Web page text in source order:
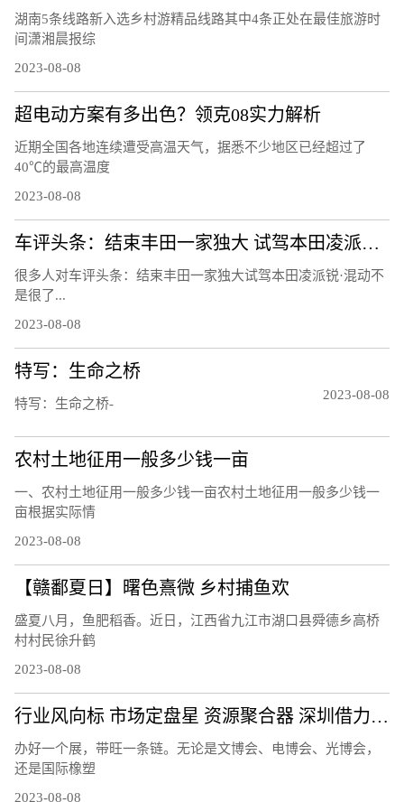
湖南5条线路新入选乡村游精品线路其中4条正处在最佳旅游时
间潇湘晨报综
2023-08-08
超电动方案有多出色？领克08实力解析
近期全国各地连续遭受高温天气，据悉不少地区已经超过了
40℃的最高温度
2023-08-08
车评头条：结束丰田一家独大 试驾本田凌派锐·混动
很多人对车评头条：结束丰田一家独大试驾本田凌派锐·混动不
是很了...
2023-08-08
特写：生命之桥
特写：生命之桥-
2023-08-08
农村土地征用一般多少钱一亩
一、农村土地征用一般多少钱一亩农村土地征用一般多少钱一
亩根据实际情
2023-08-08
【赣鄱夏日】曙色熹微 乡村捕鱼欢
盛夏八月，鱼肥稻香。近日，江西省九江市湖口县舜德乡高桥
村村民徐升鹤
2023-08-08
行业风向标 市场定盘星 资源聚合器 深圳借力会展打造产业发展活力场
办好一个展，带旺一条链。无论是文博会、电博会、光博会，
还是国际橡塑
2023-08-08